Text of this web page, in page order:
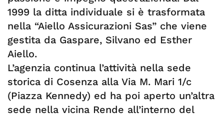
1999 la ditta individuale si è trasformata
nella “Aiello Assicurazioni Sas” che viene
gestita da Gaspare, Silvano ed Esther
Aiello.
L’agenzia continua l’attività nella sede
storica di Cosenza alla Via M. Mari 1/c
(Piazza Kennedy) ed ha poi aperto un’altra
sede nella vicina Rende all’interno del